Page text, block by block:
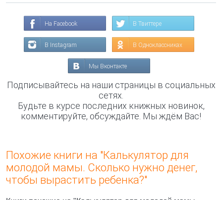
На Facebook В Твиттере
В Instagram В Одноклассниках
Мы Вконтакте
Подписывайтесь на наши страницы в социальных
сетях.
Будьте в курсе последних книжных новинок,
комментируйте, обсуждайте. Мы ждём Вас!
Похожие книги на "Калькулятор для
молодой мамы. Сколько нужно денег,
чтобы вырастить ребенка?"